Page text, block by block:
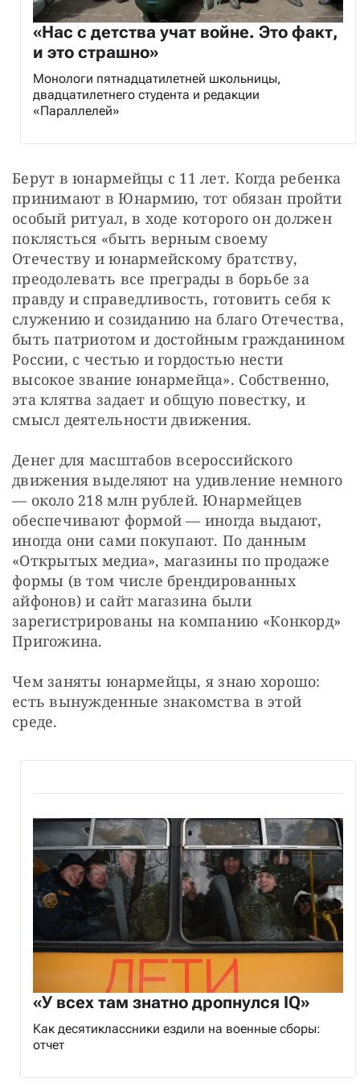
«Нас с детства учат войне. Это факт,
и это страшно»
Монологи пятнадцатилетней школьницы,
двадцатилетнего студента и редакции
«Параллелей»
Берут в юнармейцы с 11 лет. Когда ребенка
принимают в Юнармию, тот обязан пройти
особый ритуал, в ходе которого он должен
поклясться «быть верным своему
Отечеству и юнармейскому братству,
преодолевать все преграды в борьбе за
правду и справедливость, готовить себя к
служению и созиданию на благо Отечества,
быть патриотом и достойным гражданином
России, с честью и гордостью нести
высокое звание юнармейца». Собственно,
эта клятва задает и общую повестку, и
смысл деятельности движения.
Денег для масштабов всероссийского
движения выделяют на удивление немного
— ​около 218 млн рублей. Юнармейцев
обеспечивают формой — ​иногда выдают,
иногда они сами покупают. По данным
«Открытых медиа», магазины по продаже
формы (в том числе брендированных
айфонов) и сайт магазина были
зарегистрированы на компанию «Конкорд»
Пригожина.
Чем заняты юнармейцы, я знаю хорошо:
есть вынужденные знакомства в этой
среде.
«У всех там знатно дропнулся IQ»
Как десятиклассники ездили на военные сборы:
отчет